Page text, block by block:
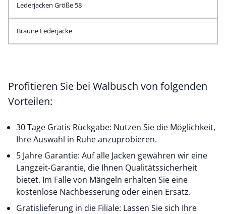
Lederjacken Größe 58
Braune Lederjacke
Profitieren Sie bei Walbusch von folgenden
Vorteilen:
30 Tage Gratis Rückgabe: Nutzen Sie die Möglichkeit,
Ihre Auswahl in Ruhe anzuprobieren.
5 Jahre Garantie: Auf alle Jacken gewähren wir eine
Langzeit-Garantie, die Ihnen Qualitätssicherheit
bietet. Im Falle von Mängeln erhalten Sie eine
kostenlose Nachbesserung oder einen Ersatz.
Gratislieferung in die Filiale: Lassen Sie sich Ihre